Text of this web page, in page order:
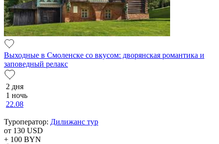
Выходные в Смоленске со вкусом: дворянская романтика и
заповедный релакс
2 дня
1 ночь
22.08
Туроператор: Дилижанс тур
от 130 USD
+ 100 BYN